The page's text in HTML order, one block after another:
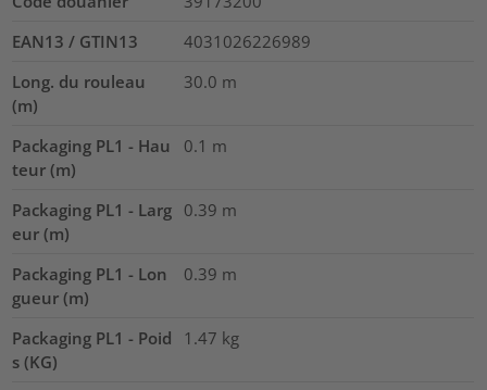
EAN13 / GTIN13
4031026226989
Long. du rouleau
(m)
30.0 m
Packaging PL1 - Hau
teur (m)
0.1 m
Packaging PL1 - Larg
eur (m)
0.39 m
Packaging PL1 - Lon
gueur (m)
0.39 m
Packaging PL1 - Poid
s (KG)
1.47 kg